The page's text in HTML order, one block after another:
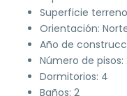
Superficie
Orientación:
Año de
Número de pisos:
Dormitorios: 4
Baños: 2